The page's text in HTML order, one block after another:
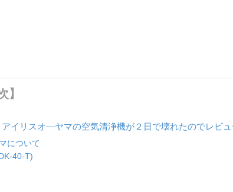
】
イリスオ―ヤマの空気清浄機が２日で壊れたのでレビュ
について
40-T)